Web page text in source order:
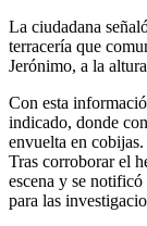
La ciudadana
terracería que
Jerónimo, a la
Con esta
indicado, donde
envuelta en cobijas.
Tras corroborar el
escena y se
para las